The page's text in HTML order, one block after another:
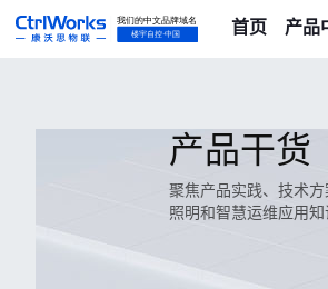
首页 产品
产品干货
聚焦产品实践、技术
照明和智慧运维应用知